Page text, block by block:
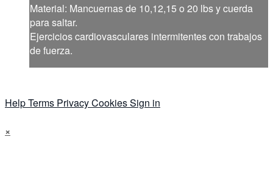
Material: Mancuernas de 10,12,15 o 20 lbs y cuerda
para saltar.
Ejercicios cardiovasculares intermitentes con trabajos
de fuerza.
HelpTerms PrivacyCookiesSign in
×